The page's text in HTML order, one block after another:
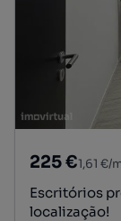
225 €1,61 €/
Escritórios
localização!